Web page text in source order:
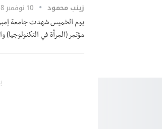
زينب محمود 10 نوفمبر 2018
يوم الخميس شهدت جامعة
مؤتمر (المرأة في